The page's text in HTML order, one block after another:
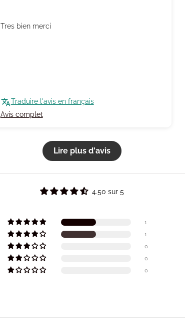
Tres bien merci
Traduire l'avis en français
Avis complet
Lire plus d'avis
4.50 sur 5
1
1
0
0
0